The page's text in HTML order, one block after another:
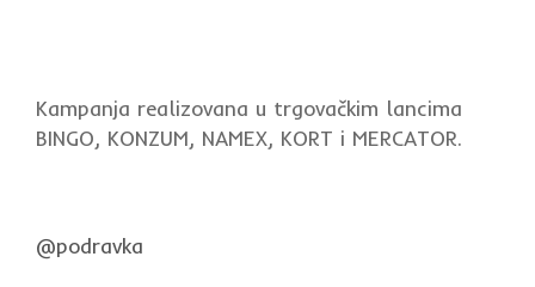
Kampanja realizovana u trgovačkim lancima
BINGO, KONZUM, NAMEX, KORT i MERCATOR.
@podravka